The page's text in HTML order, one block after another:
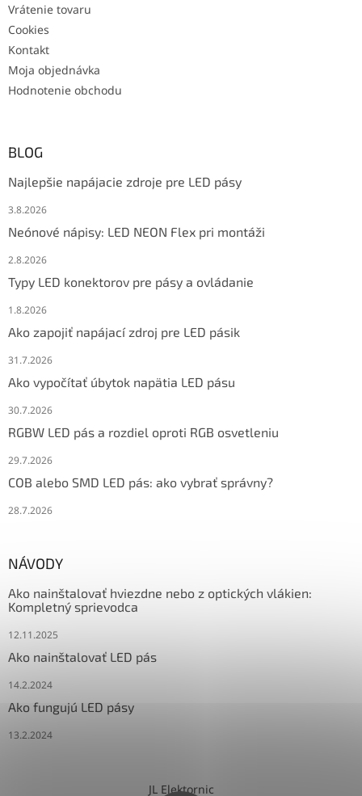
Vrátenie tovaru
Cookies
Kontakt
Moja objednávka
Hodnotenie obchodu
BLOG
Najlepšie napájacie zdroje pre LED pásy
3.8.2026
Neónové nápisy: LED NEON Flex pri montáži
2.8.2026
Typy LED konektorov pre pásy a ovládanie
1.8.2026
Ako zapojiť napájací zdroj pre LED pásik
31.7.2026
Ako vypočítať úbytok napätia LED pásu
30.7.2026
RGBW LED pás a rozdiel oproti RGB osvetleniu
29.7.2026
COB alebo SMD LED pás: ako vybrať správny?
28.7.2026
NÁVODY
Ako nainštalovať hviezdne nebo z optických vlákien:
Kompletný sprievodca
12.11.2025
Ako nainštalovať LED pás
14.2.2024
Ako fungujú LED pásy
13.2.2024
JL Elektornic